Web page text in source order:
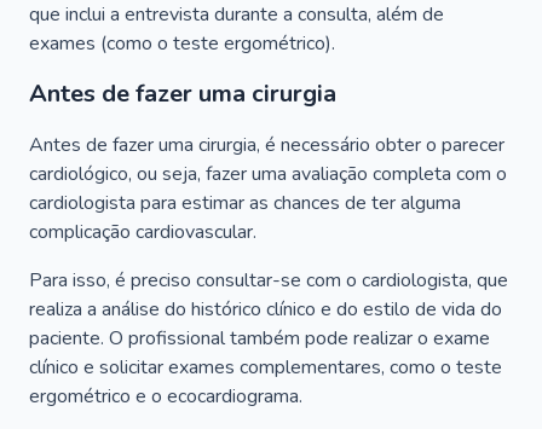
que inclui a entrevista durante a consulta, além de
exames (como o teste ergométrico).
Antes de fazer uma cirurgia
Antes de fazer uma cirurgia, é necessário obter o parecer
cardiológico, ou seja, fazer uma avaliação completa com o
cardiologista para estimar as chances de ter alguma
complicação cardiovascular.
Para isso, é preciso consultar-se com o cardiologista, que
realiza a análise do histórico clínico e do estilo de vida do
paciente. O profissional também pode realizar o exame
clínico e solicitar exames complementares, como o teste
ergométrico e o ecocardiograma.